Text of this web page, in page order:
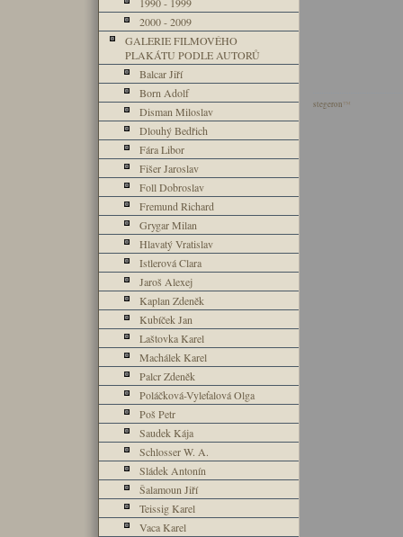
2000 - 2009
GALERIE FILMOVÉHO
PLAKÁTU PODLE AUTORŮ
Balcar Jiří
Born Adolf
Disman Miloslav
Dlouhý Bedřich
Fára Libor
Fišer Jaroslav
Foll Dobroslav
Fremund Richard
Grygar Milan
Hlavatý Vratislav
Istlerová Clara
Jaroš Alexej
Kaplan Zdeněk
Kubíček Jan
Laštovka Karel
Machálek Karel
Palcr Zdeněk
Poláčková-Vyleťalová Olga
Poš Petr
Saudek Kája
Schlosser W. A.
Sládek Antonín
Šalamoun Jiří
Teissig Karel
Vaca Karel
stegeron™